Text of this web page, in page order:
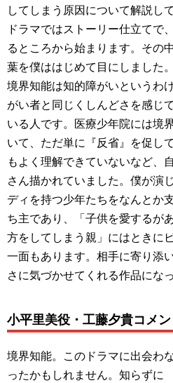
してしまう原因について解説し
ドラマではストーリー仕立てで
るところから始まります。その
葉を僕ははじめて目にしました。
境界知能は知的障がいというわ
がい者と同じくしんどさを感じ
いる人です。医療少年院には境
いて、ただ単に『反省』を促し
もよく理解できていないなど、
さん描かれていました。僕が演
ディを持つ少年たちをなんとか
ち主であり、「子供を愛するが
方をしてしまう親」にはときに
一面もあります。相手に寄り添
さに気づかせてくれる作品にな
小平里美役・工藤夕貴コメン
境界知能。このドラマに出会わ
ったかもしれません。知らずに